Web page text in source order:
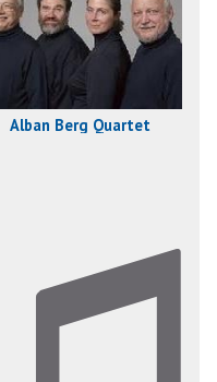
Alban Berg Quartet